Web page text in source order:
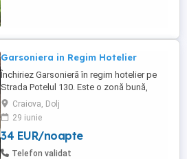
Garsoniera in Regim Hotelier
Închiriez Garsonieră în regim hotelier pe
Strada Potelul 130. Este o zonă bună,
liniștită. În apropierea locuinței se află: -
magazin alimentar; -supermaket; - parc
natural ( circa 5 min de mers pe jos ). Este
utilata și mobilată. Ca utilitatati: - aragaz; -
mașina de spălat rufe; - wifi. -balcon; -
Craiova, Dolj
29 iunie
34 EUR/noapte
Telefon validat